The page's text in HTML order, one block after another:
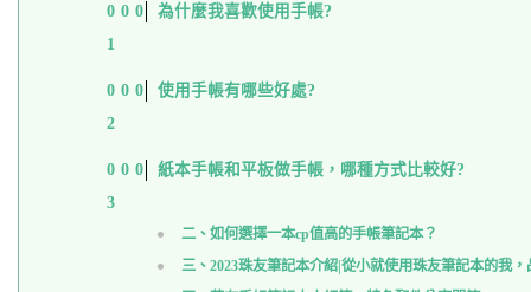
為什麼我喜歡使用手帳?
使用手帳有哪些好處?
紙本手帳和平板做手帳，哪種方式比較好?
二、如何選擇一本cp值高的手帳筆記本？
三、2023珠友筆記本介紹|從小就使用珠友筆記本的我，